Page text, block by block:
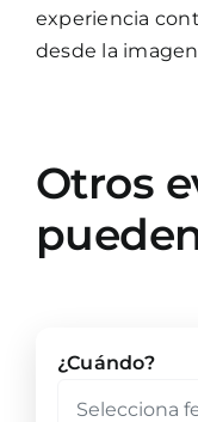
experiencia
desde la
Otros
¿Cuándo?